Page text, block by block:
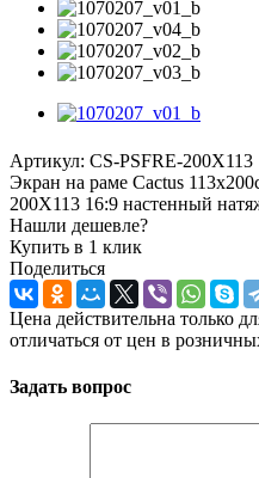
Артикул: CS-PSFRE-200X113
Экран на раме Cactus
200X113 16:9 настенный
Нашли дешевле?
Купить в 1 клик
Поделиться
Цена действительна только
отличаться от цен в
Задать вопрос